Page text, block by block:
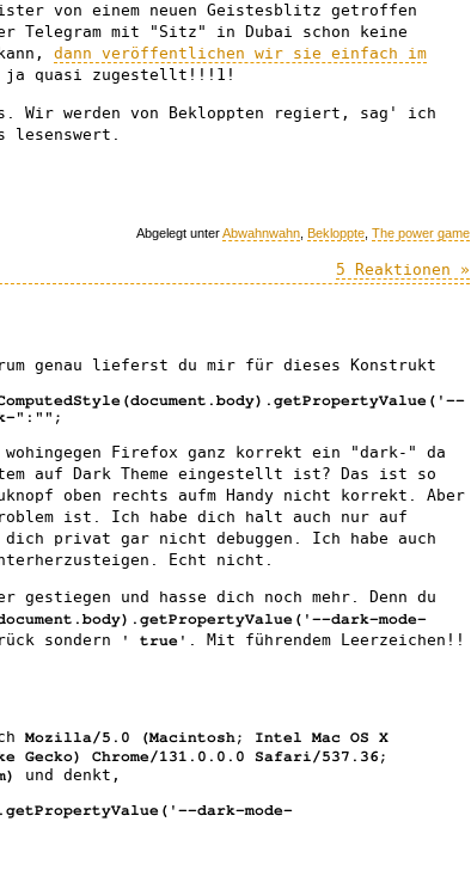
von einem neuen Geistesblitz getroffen
Telegram mit "Sitz" in Dubai schon keine
dann veröffentlichen wir sie einfach im
ja quasi zugestellt!!!1!
Wir werden von Bekloppten regiert, sag' ich
lesenswert.
Abgelegt unterAbwahnwahn Bekloppte The power game
5 Reaktionen »
genau lieferst du mir für dieses Konstrukt
":"";
wohingegen Firefox ganz korrekt ein "dark-" da
auf Dark Theme eingestellt ist? Das ist so
oben rechts aufm Handy nicht korrekt. Aber
ist. Ich habe dich halt auch nur auf
privat gar nicht debuggen. Ich habe auch
Echt nicht.
und hasse dich noch mehr. Denn du
dark-mode-
sondern ' true'
. Mit führendem Leerzeichen!!
Mozilla/5.0 (Macintosh; Intel Mac OS X
Gecko) Chrome/131.0.0.0 Safari/537.36;
und denkt,
dark-mode-